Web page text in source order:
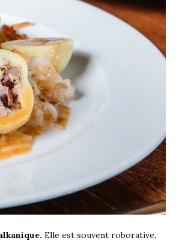
Elle est souvent roborative,